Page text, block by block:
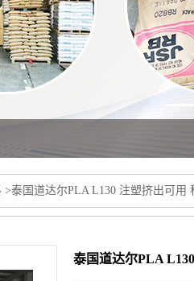
>泰国道达尔PLA L130 注塑挤出可用
泰国道达尔PLA